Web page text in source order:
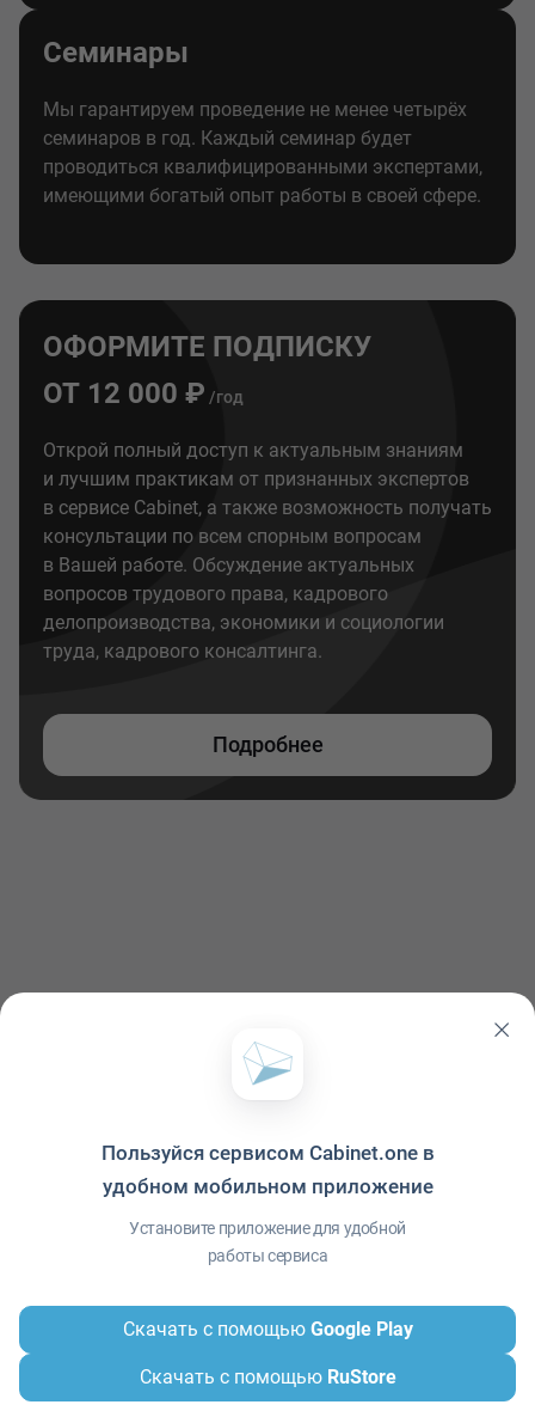
Семинары
Мы гарантируем проведение не менее четырёх
семинаров в год. Каждый семинар будет
проводиться квалифицированными экспертами,
имеющими богатый опыт работы в своей сфере.
ОФОРМИТЕ ПОДПИСКУ
ОТ 12 000 ₽ /год
Открой полный доступ к актуальным знаниям
и лучшим практикам от признанных экспертов
в сервисе Cabinet, а также возможность получать
консультации по всем спорным вопросам
в Вашей работе. Обсуждение актуальных
вопросов трудового права, кадрового
делопроизводства, экономики и социологии
труда, кадрового консалтинга.
Подробнее
Политика конфиденциальности Условия использования
Приложение© ООО "Межрегиональный Информационный центр"
Пользуйся сервисом Cabinet.one в
удобном мобильном приложение
Установите приложение для удобной
работы сервиса
Скачать с помощью Google Play
Скачать с помощью RuStore